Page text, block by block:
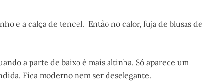
e a calça de tencel. Então no calor, fuja de blusas de
a parte de baixo é mais altinha. Só aparece um
Fica moderno nem ser deselegante.